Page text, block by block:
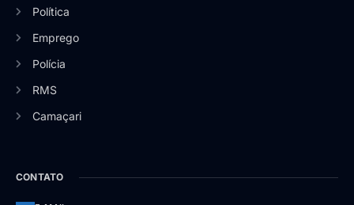
Política
Emprego
Polícia
RMS
Camaçari
CONTATO